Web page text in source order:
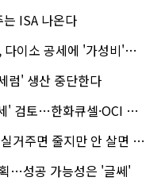
ISA 나온다
공세에 '가성비'로 맞불
럼' 생산 중단한다
…한화큐셀·OCI 영향은?
면 줄지만 안 살면 2.5배
…성공 가능성은 '글쎄'